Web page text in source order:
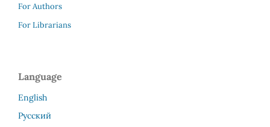
For Authors
For Librarians
Language
English
Русский